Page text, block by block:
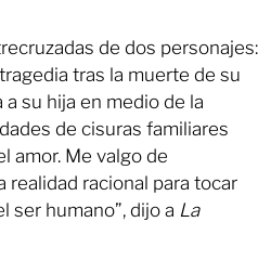
de dos personajes:
tras la muerte de su
su hija en medio de la
de cisuras familiares
amor. Me valgo de
realidad racional para tocar
ser humano”, dijo a La